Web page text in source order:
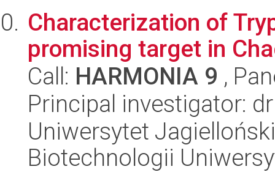
Characterization of
promising target in
Call: HARMONIA 9 ,
Principal investigator:
Uniwersytet
Biotechnologii